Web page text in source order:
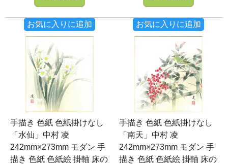
お気に入りに追加 お気に入りに追加
手描き 色紙 色紙掛けなし
「水仙」中村 凌
242mm×273mm モダン 手
描き 色紙 色紙絵 掛軸 床の
手描き 色紙 色紙掛けなし
「南天」中村 凌
242mm×273mm モダン 手
描き 色紙 色紙絵 掛軸 床の